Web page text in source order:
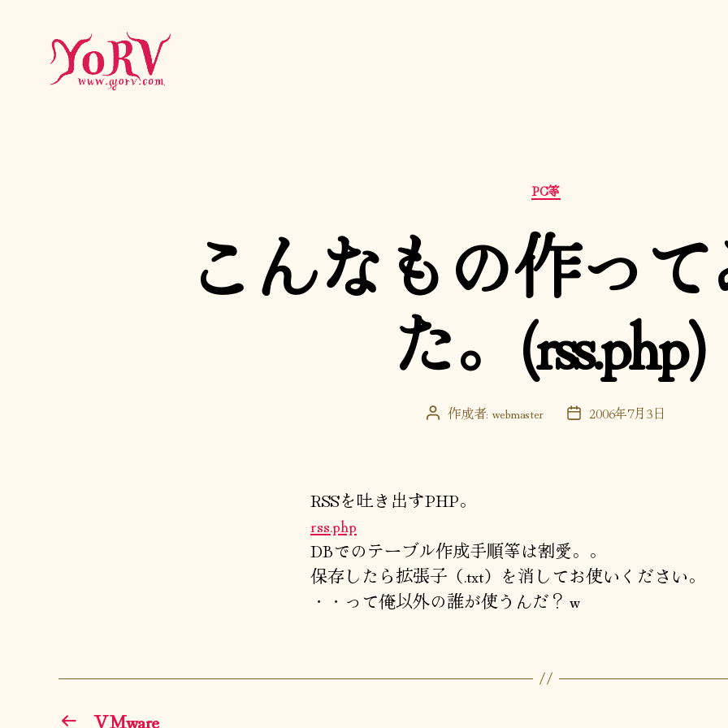
カ
テ
リ
ー
PC等
こんなもの作っ
た。(rss.php)
投 作成者: webmaster
投 2006年7月3日
RSSを吐き出すPHP。
rss.php
DBでのテーブル作成手順等は割愛。。
保存したら拡張子（.txt）を消してお使いください。
・・って俺以外の誰が使うんだ？ｗ
← VMware